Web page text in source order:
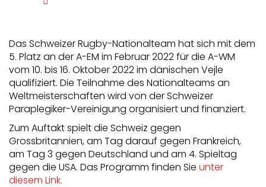
Das Schweizer Rugby-Nationalteam hat sich mit dem
5. Platz an der A-EM im Februar 2022 für die A-WM
vom 10. bis 16. Oktober 2022 im dänischen Vejle
qualifiziert. Die Teilnahme des Nationalteams an
Weltmeisterschaften wird von der Schweizer
Paraplegiker-Vereinigung organisiert und finanziert.
Zum Auftakt spielt die Schweiz gegen
Grossbritannien, am Tag darauf gegen Frankreich,
am Tag 3 gegen Deutschland und am 4. Spieltag
gegen die USA. Das Programm finden Sie unter
diesem Link.